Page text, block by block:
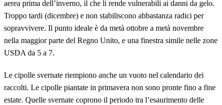
aerea prima dell’inverno, il che li rende vulnerabili ai danni da gelo.
Troppo tardi (dicembre) e non stabiliscono abbastanza radici per
sopravvivere. Il punto ideale è da metà ottobre a metà novembre
nella maggior parte del Regno Unito, e una finestra simile nelle zone
USDA da 5 a 7.
Le cipolle svernate riempiono anche un vuoto nel calendario dei
raccolti. Le cipolle piantate in primavera non sono pronte fino a fine
estate. Quelle svernate coprono il periodo tra l’esaurimento delle